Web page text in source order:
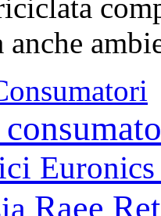
Raee